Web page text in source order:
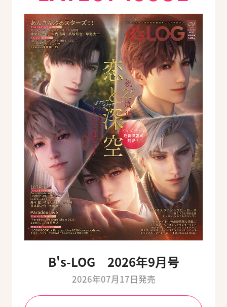
B's-LOG 2026年9月号
2026年07月17日発売